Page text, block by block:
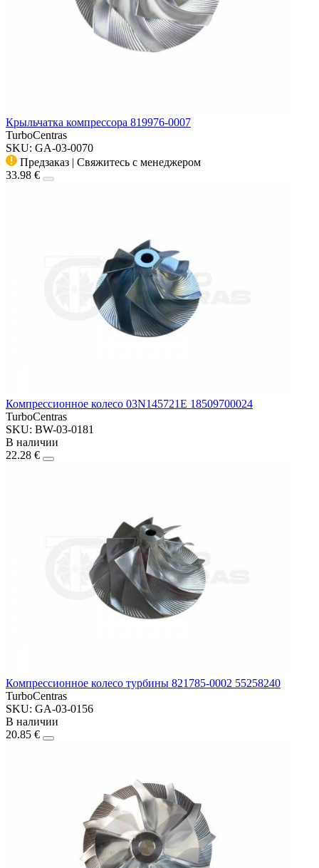
Крыльчатка компрессора 819976-0007
TurboCentras
SKU: GA-03-0070
Предзаказ | Свяжитесь с менеджером
33.98 €
Компрессионное колесо 03N145721E 18509700024
TurboCentras
SKU: BW-03-0181
В наличии
22.28 €
Компрессионное колесо турбины 821785-0002 55258240
TurboCentras
SKU: GA-03-0156
В наличии
20.85 €